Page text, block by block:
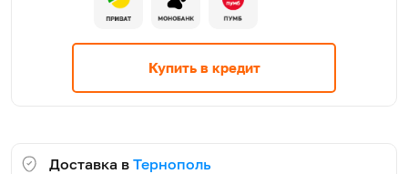
Купить в кредит
Доставка в Тернополь